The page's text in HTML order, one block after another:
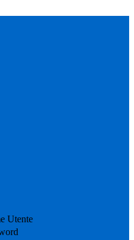
Utente